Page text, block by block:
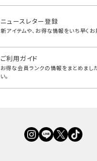
ニュースレター登録
新アイテムや、お得な情報をいち早く お
ご利用ガイド
お得な会員ランクの情報をまとめまし
い。